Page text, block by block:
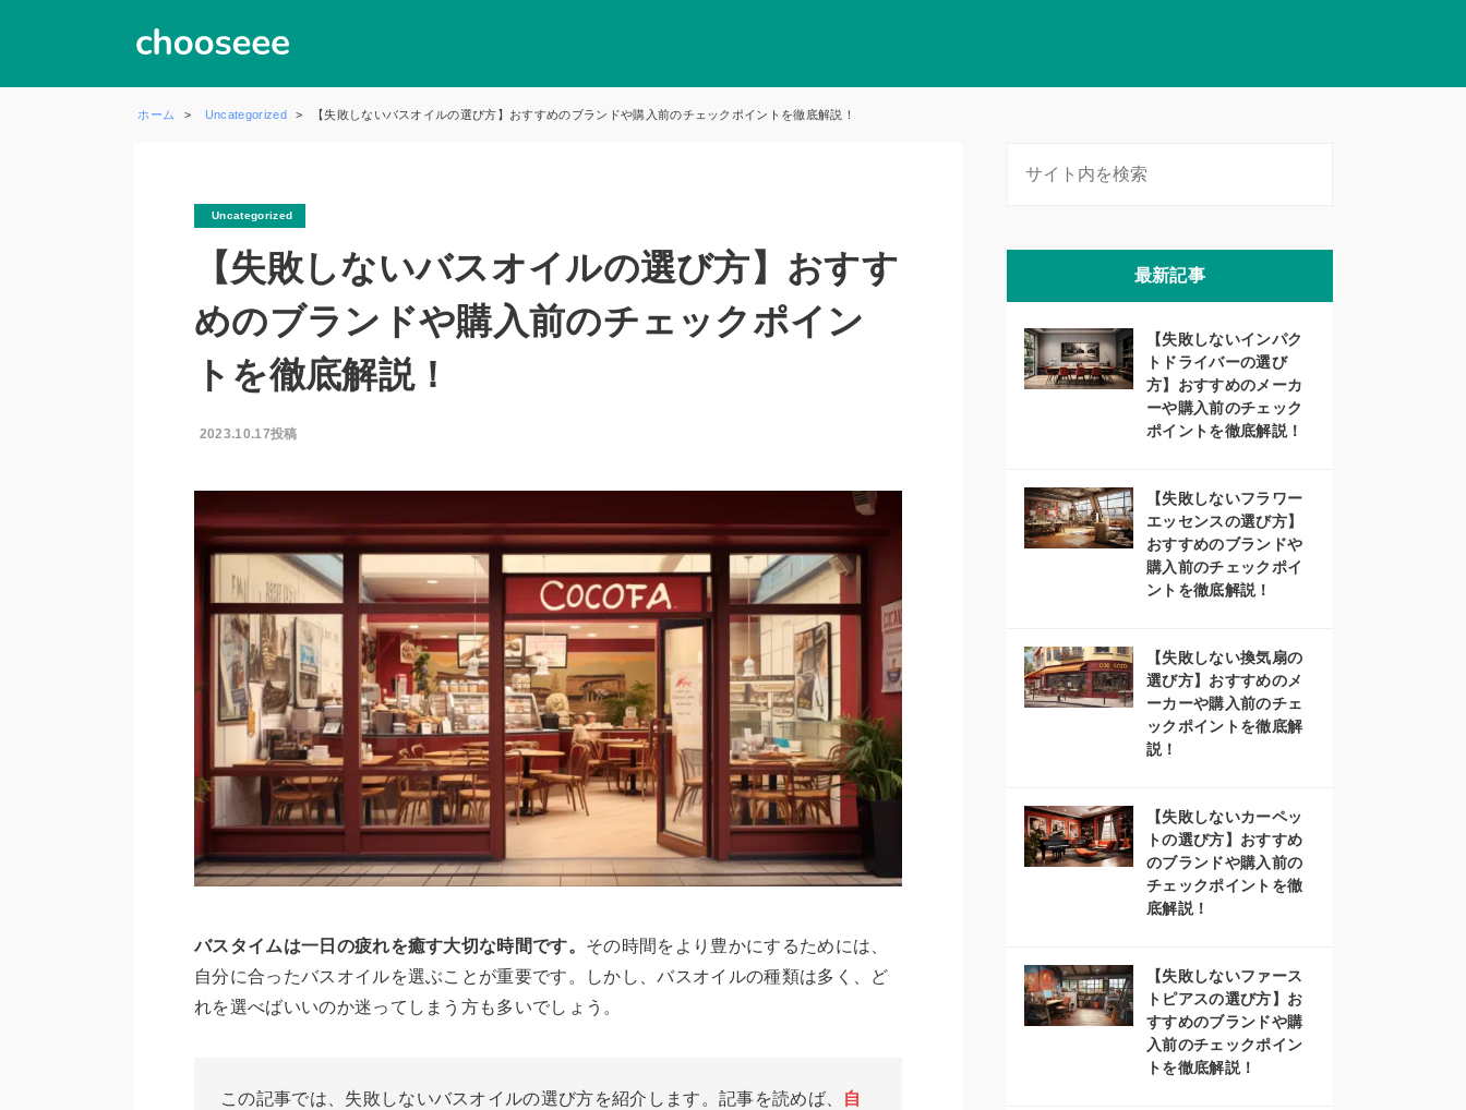
ホーム Uncategorized 【失敗しないバスオイルの選び方】おすすめのブランドや購入前のチェックポイントを徹底解説！
Uncategorized
【失敗しないバスオイルの選び方】おすす
めのブランドや購入前のチェックポイン
トを徹底解説！
2023.10.17投稿
バスタイムは一日の疲れを癒す大切な時間です。 その時間をより豊かにするためには、
自分に合ったバスオイルを選ぶことが重要です。しかし、バスオイルの種類は多く、ど
れを選べばいいのか迷ってしまう方も多いでしょう。
この記事では、失敗しないバスオイルの選び方を紹介します。記事を読めば、
自
最新記事
【失敗しないインパク
トドライバーの選び
方】おすすめのメーカ
ーや購入前のチェック
ポイントを徹底解説！
【失敗しないフラワー
エッセンスの選び方】
おすすめのブランドや
購入前のチェックポイ
ントを徹底解説！
【失敗しない換気扇の
選び方】おすすめのメ
ーカーや購入前のチェ
ックポイントを徹底解
説！
【失敗しないカーペッ
トの選び方】おすすめ
のブランドや購入前の
チェックポイントを徹
底解説！
【失敗しないファース
トピアスの選び方】お
すすめのブランドや購
入前のチェックポイン
トを徹底解説！